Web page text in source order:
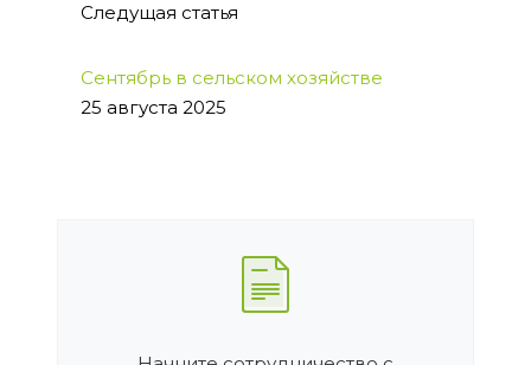
Следущая статья
Сентябрь в сельском хозяйстве
25 августа 2025